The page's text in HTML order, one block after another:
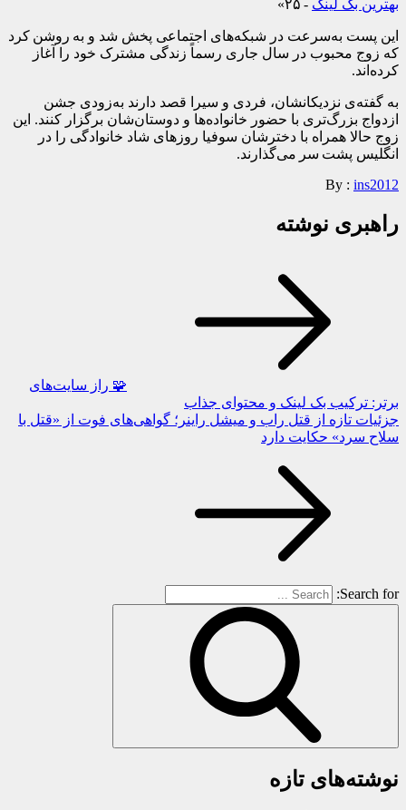
بهترین بک لینک - ۲۵»
این پست به‌سرعت در شبکه‌های اجتماعی پخش شد و به روشن کرد
که زوج محبوب در سال جاری رسماً زندگی مشترک خود را آغاز
کرده‌اند.
به گفته‌ی نزدیکانشان، فردی و سیرا قصد دارند به‌زودی جشن
ازدواج بزرگ‌تری با حضور خانواده‌ها و دوستان‌شان برگزار کنند. این
زوج حالا همراه با دخترشان سوفیا روزهای شاد خانوادگی را در
انگلیس پشت سر می‌گذارند.
By : ins2012
راهبری نوشته
🧩 راز سایت‌های
برتر: ترکیب بک لینک و محتوای جذاب
جزئیات تازه از قتل راب و میشل راینر؛ گواهی‌های فوت از «قتل با
سلاح سرد» حکایت دارد
Search for:
نوشته‌های تازه